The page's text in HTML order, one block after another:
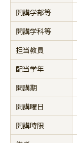
開講学部等
開講学科等
担当教員
配当学年
開講期
開講曜日
開講時限